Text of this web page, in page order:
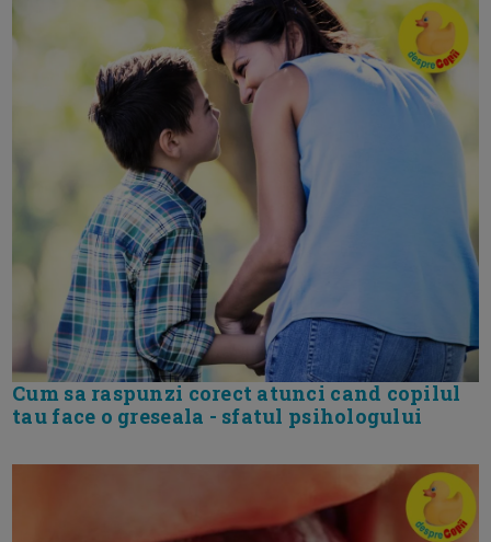
Cum sa raspunzi corect atunci cand copilul
tau face o greseala - sfatul psihologului